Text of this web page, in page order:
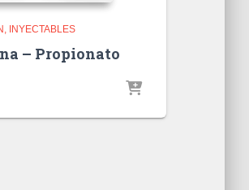
INYECTABLES
– Propionato